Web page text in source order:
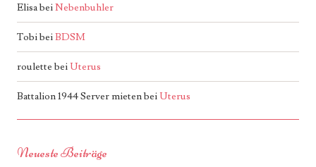
ElisabeiNebenbuhler
TobibeiBDSM
roulettebeiUterus
Battalion 1944 Server mietenbeiUterus
Neueste Beiträge